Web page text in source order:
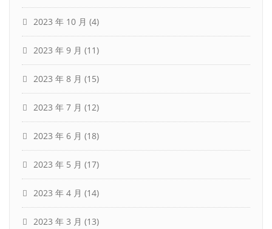
2023 年 10 月 (4)
2023 年 9 月 (11)
2023 年 8 月 (15)
2023 年 7 月 (12)
2023 年 6 月 (18)
2023 年 5 月 (17)
2023 年 4 月 (14)
2023 年 3 月 (13)